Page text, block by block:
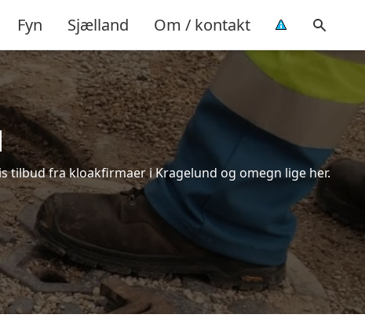
Fyn Sjælland Om / kontakt
tilbud fra kloakfirmaer i Kragelund og omegn lige her.